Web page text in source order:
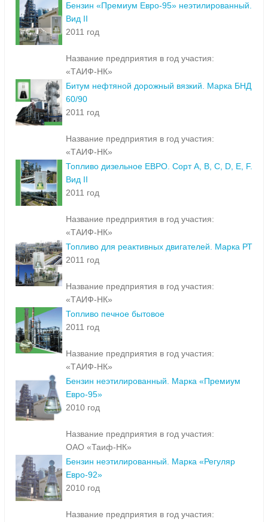
Бензин «Премиум Евро-95» неэтилированный.
Вид II
2011 год
Название предприятия в год участия:
«ТАИФ-НК»
Битум нефтяной дорожный вязкий. Марка БНД
60/90
2011 год
Название предприятия в год участия:
«ТАИФ-НК»
Топливо дизельное ЕВРО. Сорт A, B, C, D, E, F.
Вид II
2011 год
Название предприятия в год участия:
«ТАИФ-НК»
Топливо для реактивных двигателей. Марка РТ
2011 год
Название предприятия в год участия:
«ТАИФ-НК»
Топливо печное бытовое
2011 год
Название предприятия в год участия:
«ТАИФ-НК»
Бензин неэтилированный. Марка «Премиум
Евро-95»
2010 год
Название предприятия в год участия:
ОАО «Таиф-НК»
Бензин неэтилированный. Марка «Регуляр
Евро-92»
2010 год
Название предприятия в год участия: